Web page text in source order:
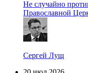
Не случайно
Православной
Сергей Лущ